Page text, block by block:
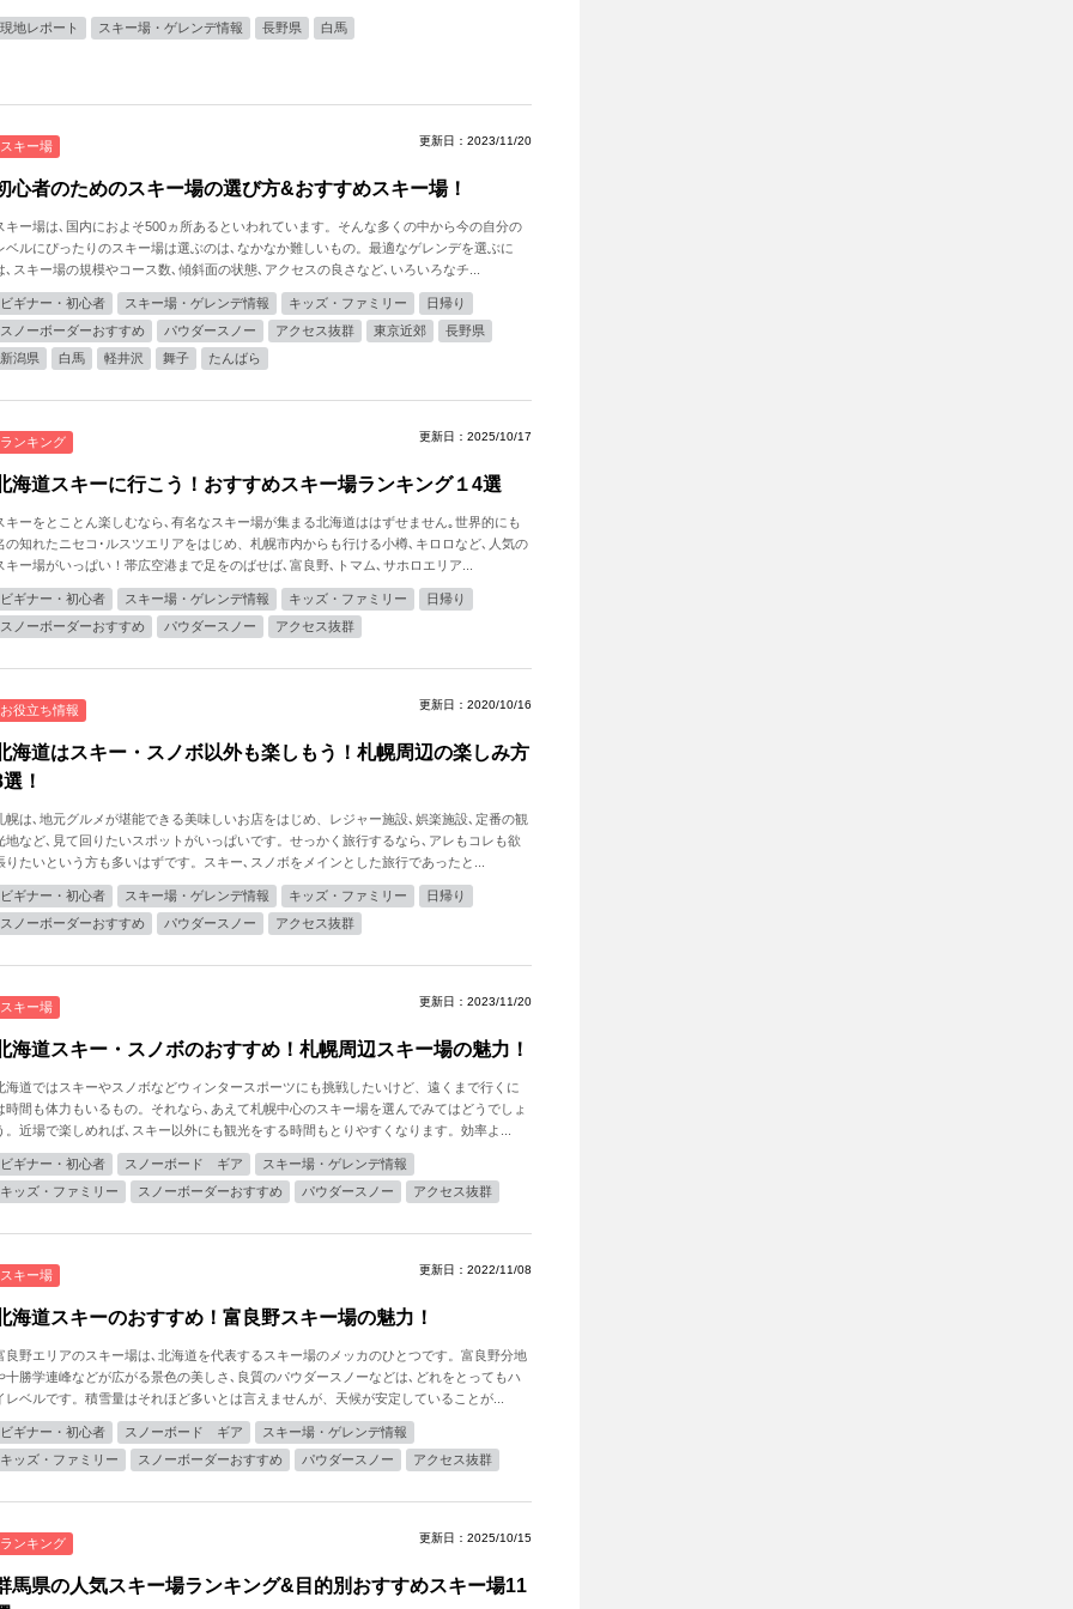
現地レポート スキー場・ゲレンデ情報 長野県 白馬
スキー場 更新日：2023/11/20
心者のためのスキー場の選び方&おすすめスキー場！
キー場は､国内におよそ500ヵ所あるといわれています。そんな多くの中から今の自分の
ベルにぴったりのスキー場は選ぶのは､なかなか難しいもの。最適なゲレンデを選ぶに
､スキー場の規模やコース数､傾斜面の状態､アクセスの良さなど､いろいろなチ...
ビギナー・初心者 スキー場・ゲレンデ情報 キッズ・ファミリー
日帰り
スノーボーダーおすすめ
パウダースノー アクセス抜群 東京近郊
長野県
新潟県
白馬 軽井沢 舞子 たんばら
ランキング 更新日：2025/10/17
海道スキーに行こう！おすすめスキー場ランキング１4選
キーをとことん楽しむなら､有名なスキー場が集まる北海道ははずせません｡世界的にも
の知れたニセコ･ルスツエリアをはじめ、札幌市内からも行ける小樽､キロロなど､人気の
キー場がいっぱい！帯広空港まで足をのばせば､富良野､トマム､サホロエリア...
ビギナー・初心者 スキー場・ゲレンデ情報 キッズ・ファミリー
日帰り
スノーボーダーおすすめ
パウダースノー アクセス抜群
お役立ち情報 更新日：2020/10/16
海道はスキー・スノボ以外も楽しもう！札幌周辺の楽しみ方
！
幌は､地元グルメが堪能できる美味しいお店をはじめ、レジャー施設､娯楽施設､定番の観
地など､見て回りたいスポットがいっぱいです。せっかく旅行するなら､アレもコレも欲
りたいという方も多いはずです。スキー､スノボをメインとした旅行であったと...
ビギナー・初心者 スキー場・ゲレンデ情報 キッズ・ファミリー
日帰り
スノーボーダーおすすめ
パウダースノー アクセス抜群
スキー場 更新日：2023/11/20
海道スキー・スノボのおすすめ！札幌周辺スキー場の魅力！
海道ではスキーやスノボなどウィンタースポーツにも挑戦したいけど、遠くまで行くに
時間も体力もいるもの。それなら､あえて札幌中心のスキー場を選んでみてはどうでしょ
。近場で楽しめれば､スキー以外にも観光をする時間もとりやすくなります。効率よ...
ビギナー・初心者 スノーボード ギア
スキー場・ゲレンデ情報
キッズ・ファミリー
スノーボーダーおすすめ パウダースノー アクセス抜群
スキー場 更新日：2022/11/08
海道スキーのおすすめ！富良野スキー場の魅力！
良野エリアのスキー場は､北海道を代表するスキー場のメッカのひとつです。富良野分地
十勝学連峰などが広がる景色の美しさ､良質のパウダースノーなどは､どれをとってもハ
レベルです。積雪量はそれほど多いとは言えませんが、天候が安定していることが...
ビギナー・初心者 スノーボード ギア
スキー場・ゲレンデ情報
キッズ・ファミリー
スノーボーダーおすすめ パウダースノー アクセス抜群
ランキング 更新日：2025/10/15
馬県の人気スキー場ランキング&目的別おすすめスキー場11